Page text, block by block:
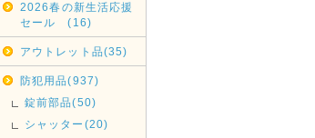
2026春の新生活応援
セール (16)
アウトレット品(35)
防犯用品(937)
錠前部品(50)
シャッター(20)